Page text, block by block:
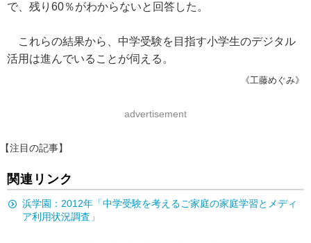
で、残り60％がわからないと回答した。
これらの結果から、中学受験を目指す小学生のデジタル
活用は進んでいることが伺える。
《工藤めぐみ》
advertisement
【注目の記事】
関連リンク
浜学園：2012年「中学受験を考えるご家庭の家庭学習とメディ
ア利用状況調査」